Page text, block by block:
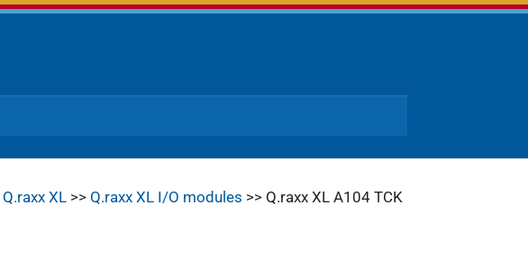
Q.raxx XL >> Q.raxx XL I/O modules >> Q.raxx XL A104 TCK